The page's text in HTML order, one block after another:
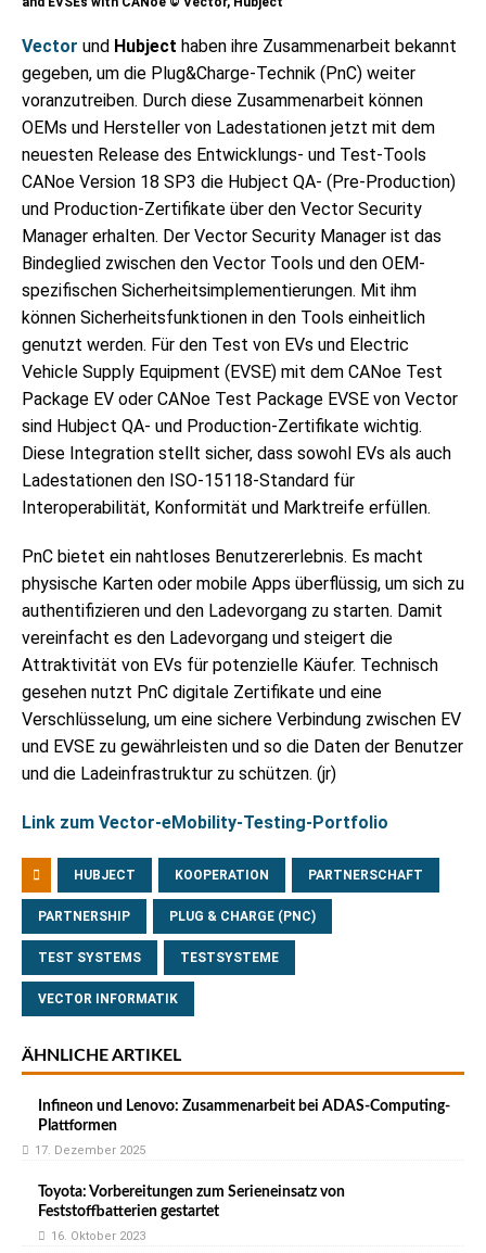
Vector und Hubject haben ihre Zusammenarbeit bekannt
gegeben, um die Plug&Charge-Technik (PnC) weiter
voranzutreiben. Durch diese Zusammenarbeit können
OEMs und Hersteller von Ladestationen jetzt mit dem
neuesten Release des Entwicklungs- und Test-Tools
CANoe Version 18 SP3 die Hubject QA- (Pre-Production)
und Production-Zertifikate über den Vector Security
Manager erhalten. Der Vector Security Manager ist das
Bindeglied zwischen den Vector Tools und den OEM-
spezifischen Sicherheitsimplementierungen. Mit ihm
können Sicherheitsfunktionen in den Tools einheitlich
genutzt werden. Für den Test von EVs und Electric
Vehicle Supply Equipment (EVSE) mit dem CANoe Test
Package EV oder CANoe Test Package EVSE von Vector
sind Hubject QA- und Production-Zertifikate wichtig.
Diese Integration stellt sicher, dass sowohl EVs als auch
Ladestationen den ISO-15118-Standard für
Interoperabilität, Konformität und Marktreife erfüllen.
PnC bietet ein nahtloses Benutzererlebnis. Es macht
physische Karten oder mobile Apps überflüssig, um sich zu
authentifizieren und den Ladevorgang zu starten. Damit
vereinfacht es den Ladevorgang und steigert die
Attraktivität von EVs für potenzielle Käufer. Technisch
gesehen nutzt PnC digitale Zertifikate und eine
Verschlüsselung, um eine sichere Verbindung zwischen EV
und EVSE zu gewährleisten und so die Daten der Benutzer
und die Ladeinfrastruktur zu schützen. (jr)
Link zum Vector-eMobility-Testing-Portfolio
HUBJECT KOOPERATION PARTNERSCHAFT
PARTNERSHIP PLUG & CHARGE (PNC)
TEST SYSTEMS TESTSYSTEME
VECTOR INFORMATIK
ÄHNLICHE ARTIKEL
Infineon und Lenovo: Zusammenarbeit bei ADAS-Computing-
Plattformen
17. Dezember 2025
Toyota: Vorbereitungen zum Serieneinsatz von
Feststoffbatterien gestartet
16. Oktober 2023